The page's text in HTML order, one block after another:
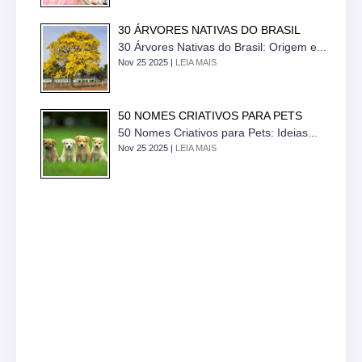
30 ÁRVORES NATIVAS DO BRASIL
30 Árvores Nativas do Brasil: Origem e...
Nov 25 2025 | LEIA MAIS
50 NOMES CRIATIVOS PARA PETS
50 Nomes Criativos para Pets: Ideias...
Nov 25 2025 | LEIA MAIS